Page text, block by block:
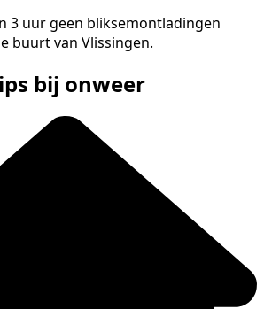
3 uur geen bliksemontladingen
buurt van Vlissingen.
bij onweer